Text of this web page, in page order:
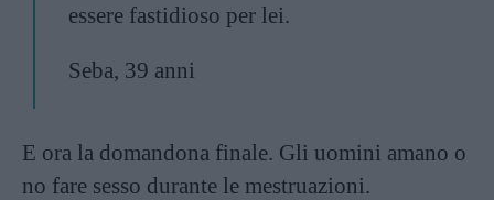
essere fastidioso per lei.
Seba, 39 anni
E ora la domandona finale. Gli uomini amano o
no fare sesso durante le mestruazioni.